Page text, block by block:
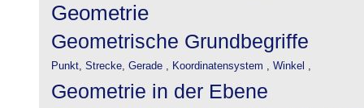
Geometrie
Geometrische Grundbegriffe
Punkt, Strecke, Gerade , Koordinatensystem , Winkel ,
Geometrie in der Ebene